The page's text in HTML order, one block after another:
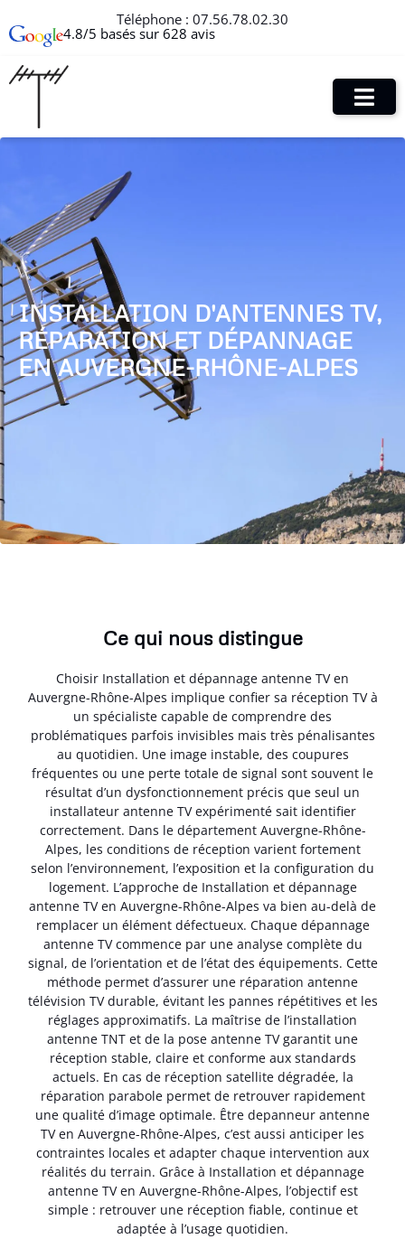
Téléphone : 07.56.78.02.30
4.8/5 basés sur 628 avis
INSTALLATION D'ANTENNES TV,
RÉPARATION ET DÉPANNAGE
EN AUVERGNE-RHÔNE-ALPES
Ce qui nous distingue
Choisir Installation et dépannage antenne TV en
Auvergne-Rhône-Alpes implique confier sa réception TV à
un spécialiste capable de comprendre des
problématiques parfois invisibles mais très pénalisantes
au quotidien. Une image instable, des coupures
fréquentes ou une perte totale de signal sont souvent le
résultat d’un dysfonctionnement précis que seul un
installateur antenne TV expérimenté sait identifier
correctement. Dans le département Auvergne-Rhône-
Alpes, les conditions de réception varient fortement
selon l’environnement, l’exposition et la configuration du
logement. L’approche de Installation et dépannage
antenne TV en Auvergne-Rhône-Alpes va bien au-delà de
remplacer un élément défectueux. Chaque dépannage
antenne TV commence par une analyse complète du
signal, de l’orientation et de l’état des équipements. Cette
méthode permet d’assurer une réparation antenne
télévision TV durable, évitant les pannes répétitives et les
réglages approximatifs. La maîtrise de l’installation
antenne TNT et de la pose antenne TV garantit une
réception stable, claire et conforme aux standards
actuels. En cas de réception satellite dégradée, la
réparation parabole permet de retrouver rapidement
une qualité d’image optimale. Être depanneur antenne
TV en Auvergne-Rhône-Alpes, c’est aussi anticiper les
contraintes locales et adapter chaque intervention aux
réalités du terrain. Grâce à Installation et dépannage
antenne TV en Auvergne-Rhône-Alpes, l’objectif est
simple : retrouver une réception fiable, continue et
adaptée à l’usage quotidien.